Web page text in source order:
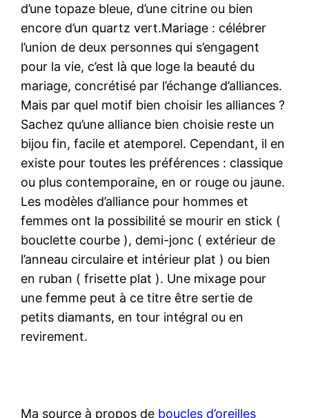
d’une topaze bleue, d’une citrine ou bien
encore d’un quartz vert.Mariage : célébrer
l’union de deux personnes qui s’engagent
pour la vie, c’est là que loge la beauté du
mariage, concrétisé par l’échange d’alliances.
Mais par quel motif bien choisir les alliances ?
Sachez qu’une alliance bien choisie reste un
bijou fin, facile et atemporel. Cependant, il en
existe pour toutes les préférences : classique
ou plus contemporaine, en or rouge ou jaune.
Les modèles d’alliance pour hommes et
femmes ont la possibilité se mourir en stick (
bouclette courbe ), demi-jonc ( extérieur de
l’anneau circulaire et intérieur plat ) ou bien
en ruban ( frisette plat ). Une mixage pour
une femme peut à ce titre être sertie de
petits diamants, en tour intégral ou en
revirement.
Ma source à propos de boucles d’oreilles